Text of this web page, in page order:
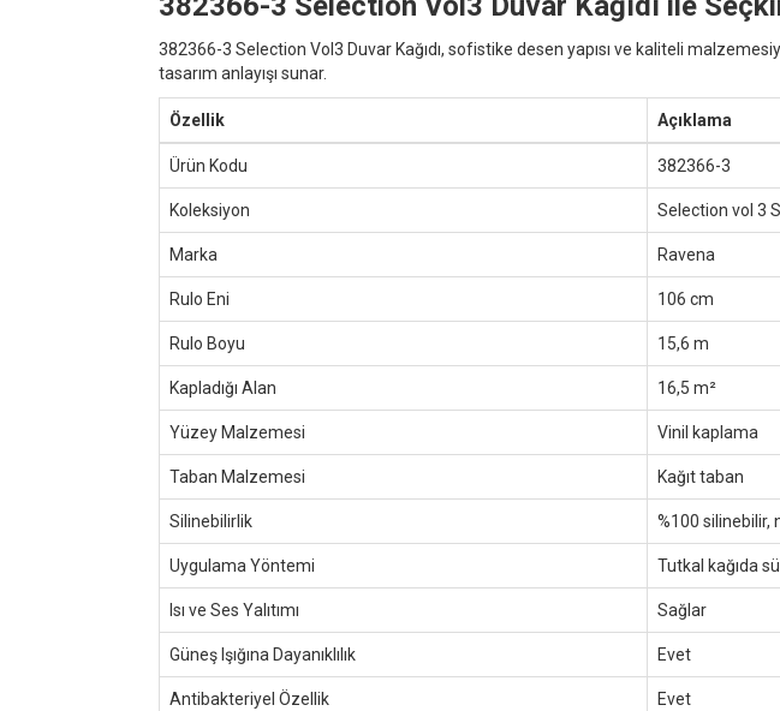
382366-3 Selection Vol3 Duvar Kağıdı, sofistike desen yapısı ve kaliteli
tasarım anlayışı sunar.
Özellik Açıklama
Ürün Kodu 382366-3
Koleksiyon Selection vol 3
Marka Ravena
Rulo Eni 106 cm
Rulo Boyu 15,6 m
Kapladığı Alan 16,5 m²
Yüzey Malzemesi Vinil kaplama
Taban Malzemesi Kağıt taban
Silinebilirlik %100
Uygulama Yöntemi Tutkal kağıda
Isı ve Ses Yalıtımı Sağlar
Güneş Işığına Dayanıklılık Evet
Antibakteriyel Özellik Evet